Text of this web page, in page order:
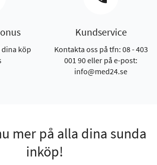
dina köp
Kundservice
Kontakta oss på tfn: 08 - 403
001 90 eller på e-post:
info@med24.se
mer på alla dina sunda
inköp!